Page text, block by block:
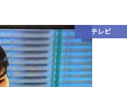
テレビ